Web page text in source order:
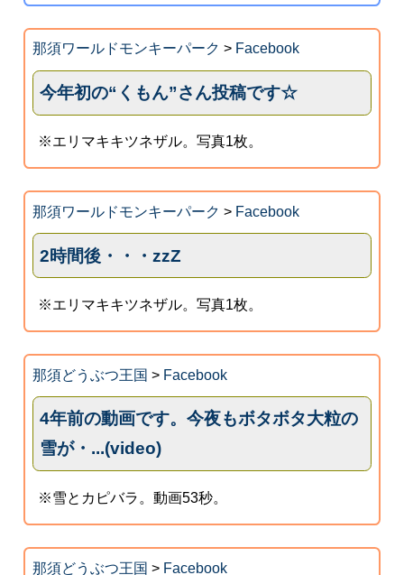
那須ワールドモンキーパーク > Facebook
今年初の“くもん”さん投稿です☆
※エリマキキツネザル。写真1枚。
那須ワールドモンキーパーク > Facebook
2時間後・・・zzZ
※エリマキキツネザル。写真1枚。
那須どうぶつ王国 > Facebook
4年前の動画です。今夜もボタボタ大粒の
雪が・...(video)
※雪とカピバラ。動画53秒。
那須どうぶつ王国 > Facebook